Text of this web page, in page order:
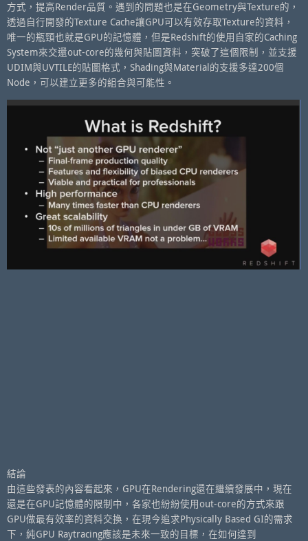
方式，提高Render品質。遇到的問題也是在Geometry與Texture的，
透過自行開發的Texture Cache讓GPU可以有效存取Texture的資料，
唯一的瓶頸也就是GPU的記憶體，但是Redshift的使用自家的Caching
System來交還out-core的幾何與貼圖資料，突破了這個限制，並支援
UDIM與UVTILE的貼圖格式，Shading與Material的支援多達200個
Node，可以建立更多的組合與可能性。
結論
由這些發表的內容看起來，GPU在Rendering還在繼續發展中，現在
還是在GPU記憶體的限制中，各家也紛紛使用out-core的方式來跟
GPU做最有效率的資料交換，在現今追求Physically Based GI的需求
下，純GPU Raytracing應該是未來一致的目標，在如何達到